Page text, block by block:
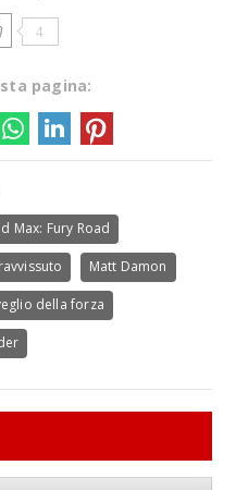
4
pagina:
Max: Fury Road
Matt Damon
della forza